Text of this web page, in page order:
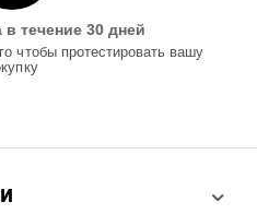
течение 30 дней
чтобы протестировать вашу